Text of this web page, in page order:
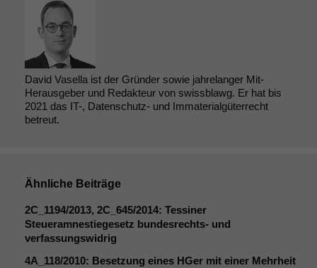
David Vasella ist der Gründer sowie jahrelanger Mit-
Herausgeber und Redakteur von swissblawg. Er hat bis
2021 das IT-, Datenschutz- und Immaterialgüterrecht
betreut.
Ähnliche Beiträge
2C_1194/2013, 2C_645/2014: Tessiner
Steueramnestiegesetz bundesrechts- und
verfassungswidrig
4A_118/2010: Besetzung eines HGer mit einer Mehrheit